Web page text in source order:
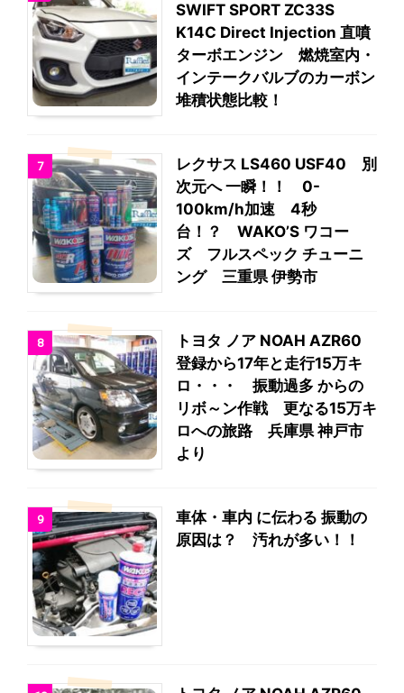
SWIFT SPORT ZC33S
K14C Direct Injection 直噴
ターボエンジン 燃焼室内・
インテークバルブのカーボン
堆積状態比較！
7
レクサス LS460 USF40 別
次元へ 一瞬！！ 0-
100km/h加速 4秒
台！？ WAKO’S ワコー
ズ フルスペック チューニ
ング 三重県 伊勢市
8
トヨタ ノア NOAH AZR60
登録から17年と走行15万キ
ロ・・・ 振動過多 からの
リボ～ン作戦 更なる15万キ
ロへの旅路 兵庫県 神戸市
より
9
車体・車内 に伝わる 振動の
原因は？ 汚れが多い！！